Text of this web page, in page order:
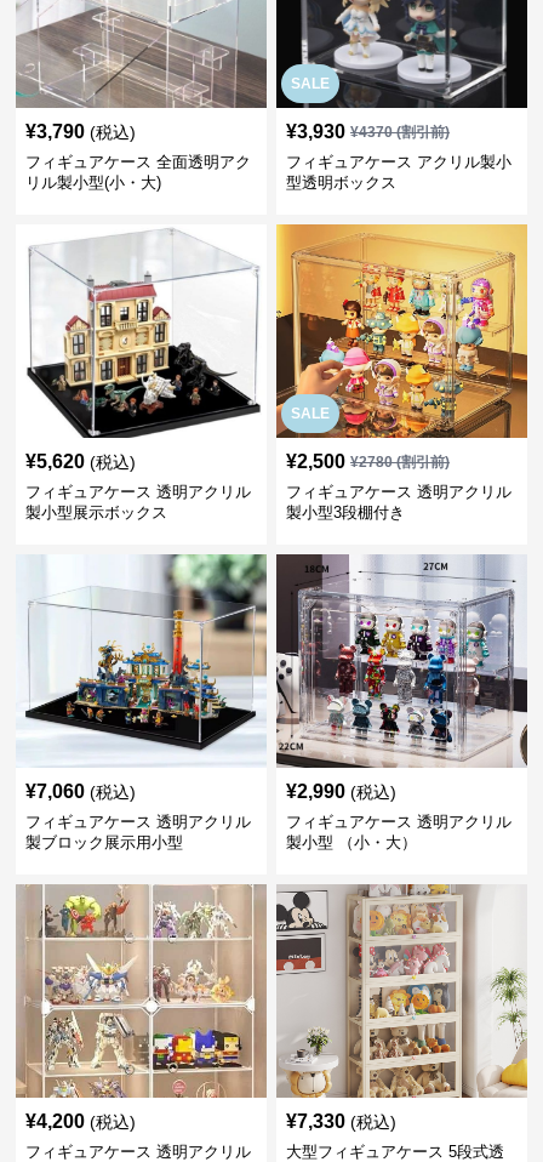
¥3,790 (税込)
フィギュアケース 全面透明アク
リル製小型(小・大)
SALE
¥3,930 ¥4370(割引前)
フィギュアケース アクリル製小
型透明ボックス
¥5,620 (税込)
フィギュアケース 透明アクリル
製小型展示ボックス
SALE
¥2,500 ¥2780(割引前)
フィギュアケース 透明アクリル
製小型3段棚付き
¥7,060 (税込)
フィギュアケース 透明アクリル
製ブロック展示用小型
¥2,990 (税込)
フィギュアケース 透明アクリル
製小型 （小・大）
¥4,200 (税込)
フィギュアケース 透明アクリル
¥7,330 (税込)
大型フィギュアケース 5段式透